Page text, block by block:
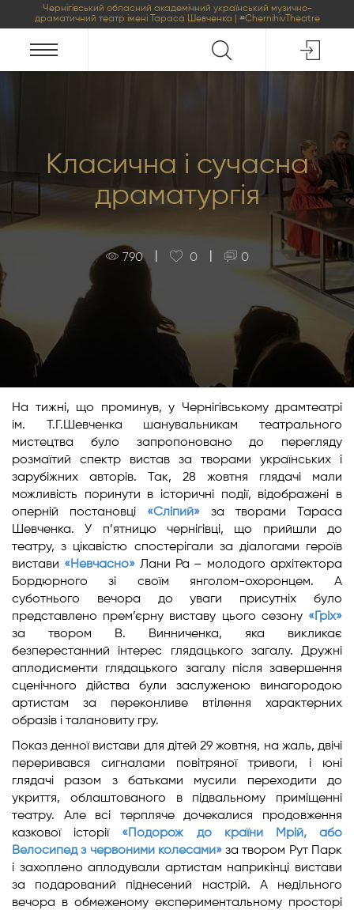
Чернігівський обласний академічний український музично-
драматичний театр імені Тараса Шевченка | #ChernihivTheatre
Класична і сучасна
драматургія
790 0 0
На тижні, що проминув, у Чернігівському драмтеатрі
ім. Т.Г.Шевченка шанувальникам театрального
мистецтва було запропоновано до перегляду
розмаїтий спектр вистав за творами українських і
зарубіжних авторів. Так, 28 жовтня глядачі мали
можливість поринути в історичні події, відображені в
оперній постановці «Сліпий» за творами Тараса
Шевченка. У п’ятницю чернігівці, що прийшли до
театру, з цікавістю спостерігали за діалогами героїв
вистави «Невчасно»Лани Ра – молодого архітектора
Бордюрного зі своїм янголом-охоронцем. А
суботнього вечора до уваги присутніх було
представлено прем’єрну виставу цього сезону «Гріх»
за твором В. Винниченка, яка викликає
безперестанний інтерес глядацького загалу. Дружні
аплодисменти глядацького загалу після завершення
сценічного дійства були заслуженою винагородою
артистам за переконливе втілення характерних
образів і талановиту гру.
Показ денної вистави для дітей 29 жовтня, на жаль, двічі
переривався сигналами повітряної тривоги, і юні
глядачі разом з батьками мусили переходити до
укриття, облаштованого в підвальному приміщенні
театру. Але всі терпляче дочекалися продовження
казкової історії «Подорож до країни Мрій, або
Велосипед з червоними колесами»за твором Рут Парк
і захоплено аплодували артистам наприкінці вистави
за подарований піднесений настрій. А недільного
вечора в обмеженому експериментальному просторі